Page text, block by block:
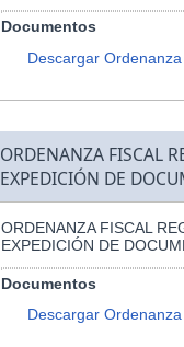
Documentos
Descargar Ordenanza
ORDENANZA FISCAL
EXPEDICIÓN DE
ORDENANZA FISCAL
EXPEDICIÓN DE
Documentos
Descargar Ordenanza